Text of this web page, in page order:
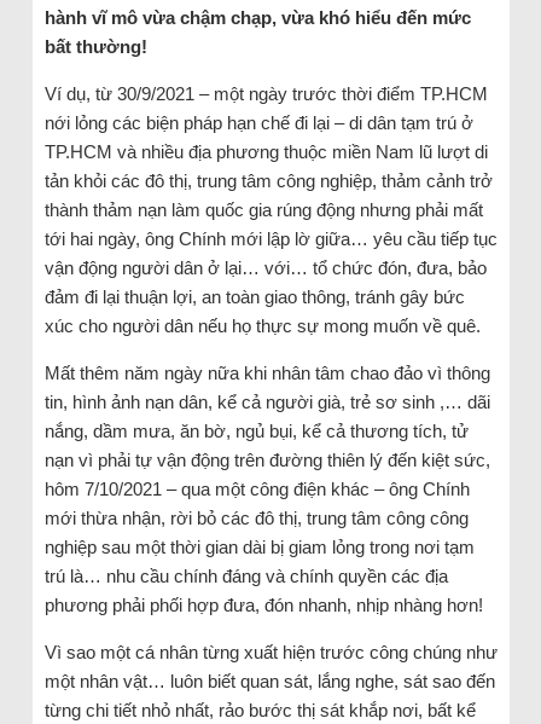
hành vĩ mô vừa chậm chạp, vừa khó hiểu đến mức
bất thường!
Ví dụ, từ 30/9/2021 – một ngày trước thời điểm TP.HCM
nới lỏng các biện pháp hạn chế đi lại – di dân tạm trú ở
TP.HCM và nhiều địa phương thuộc miền Nam lũ lượt di
tản khỏi các đô thị, trung tâm công nghiệp, thảm cảnh trở
thành thảm nạn làm quốc gia rúng động nhưng phải mất
tới hai ngày, ông Chính mới lập lờ giữa… yêu cầu tiếp tục
vận động người dân ở lại… với… tổ chức đón, đưa, bảo
đảm đi lại thuận lợi, an toàn giao thông, tránh gây bức
xúc cho người dân nếu họ thực sự mong muốn về quê.
Mất thêm năm ngày nữa khi nhân tâm chao đảo vì thông
tin, hình ảnh nạn dân, kể cả người già, trẻ sơ sinh ,… dãi
nắng, dầm mưa, ăn bờ, ngủ bụi, kể cả thương tích, tử
nạn vì phải tự vận động trên đường thiên lý đến kiệt sức,
hôm 7/10/2021 – qua một công điện khác – ông Chính
mới thừa nhận, rời bỏ các đô thị, trung tâm công công
nghiệp sau một thời gian dài bị giam lỏng trong nơi tạm
trú là… nhu cầu chính đáng và chính quyền các địa
phương phải phối hợp đưa, đón nhanh, nhịp nhàng hơn!
Vì sao một cá nhân từng xuất hiện trước công chúng như
một nhân vật… luôn biết quan sát, lắng nghe, sát sao đến
từng chi tiết nhỏ nhất, rảo bước thị sát khắp nơi, bất kể